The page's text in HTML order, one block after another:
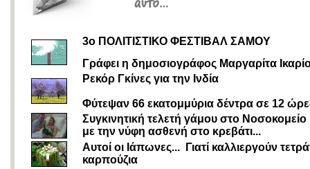
3o ΠΟΛΙΤΙΣΤΙΚΟ ΦΕΣΤΙΒΑΛ ΣΑΜΟΥ
Γράφει η δημοσιογράφος Μαργαρίτα
Ρεκόρ Γκίνες για την Ινδία
Φύτεψαν 66 εκατομμύρια δέντρα σε 12
Συγκινητική τελετή γάμου στο
με την νύφη ασθενή στο κρεβάτι...
Αυτοί οι Ιάπωνες... Γιατί καλλιεργούν
καρπούζια